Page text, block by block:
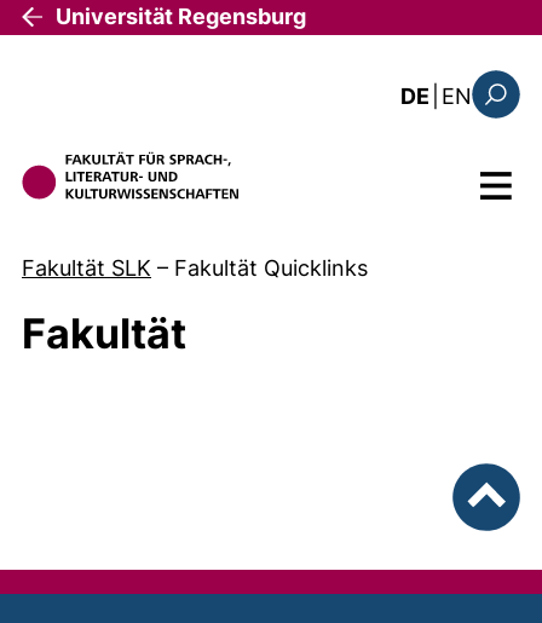
Direkt zum Inhalt
Universität Regensburg
DE EN: the
Menü
Fakultät SLK – Fakultät Quicklinks
Fakultät